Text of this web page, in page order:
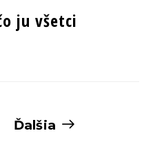
ju všetci
Ďalšia